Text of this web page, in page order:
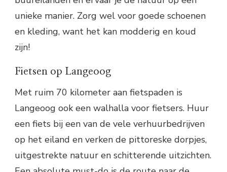
unieke manier. Zorg wel voor goede schoenen
en kleding, want het kan modderig en koud
zijn!
Fietsen op Langeoog
Met ruim 70 kilometer aan fietspaden is
Langeoog ook een walhalla voor fietsers. Huur
een fiets bij een van de vele verhuurbedrijven
op het eiland en verken de pittoreske dorpjes,
uitgestrekte natuur en schitterende uitzichten.